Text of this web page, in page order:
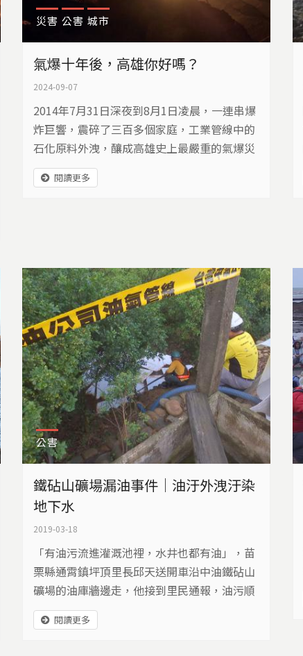
災害 公害 城市
氣爆十年後，高雄你好嗎？
2024-09-07
2014年7月31日深夜到8月1日凌晨，一連串爆
炸巨響，震碎了三百多個家庭，工業管線中的
石化原料外洩，釀成高雄史上最嚴重的氣爆災
難。
閱讀更多
公害
鐵砧山礦場漏油事件｜油汙外洩汙染
地下水
2019-03-18
「有油污流進灌溉池裡，水井也都有油」，苗
栗縣通霄鎮坪頂里長邱天送開車沿中油鐵砧山
礦場的油庫牆邊走，他接到里民通報，油污順
著溪溝又往更外圍擴散，邱里長忿忿不平的
說：「我們里民沒有得到什麼，得到危險
閱讀更多